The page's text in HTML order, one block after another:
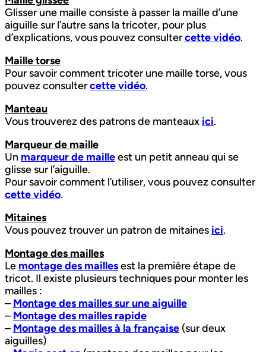
Glisser une maille consiste à passer la maille d’une
aiguille sur l’autre sans la tricoter, pour plus
d’explications, vous pouvez consultercette vidéo.
Maille torse
Pour savoir comment tricoter une maille torse, vous
pouvez consultercette vidéo.
Manteau
Vous trouverez des patrons de manteaux ici.
Marqueur de maille
Un marqueur de mailleest un petit anneau qui se
glisse sur l’aiguille.
Pour savoir comment l’utiliser, vous pouvez consulter
cette vidéo.
Mitaines
Vous pouvez trouver un patron de mitaines ici.
Montage des mailles
Le montage des maillesest la première étape de
tricot. Il existe plusieurs techniques pour monter les
mailles :
– Montage des mailles sur une aiguille
– Montage des mailles rapide
– Montage des mailles à la française (sur deux
aiguilles)